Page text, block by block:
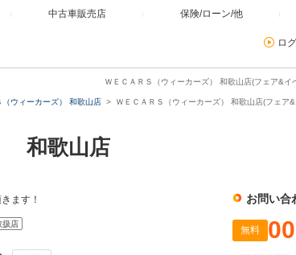
中古車販売店 保険/ローン/他
ロ
ＷＥＣＡＲＳ（ウィーカーズ） 和歌山店(フェア&イ
（ウィーカーズ） 和歌山店 ＷＥＣＡＲＳ（ウィーカーズ） 和歌山店(フェア
和歌山店
ます！
扱店
お問い合
無料